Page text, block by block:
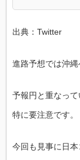
出典：Twitter
進路予想では沖縄
予報円と重なっ
特に要注意です。
今回も見事に日